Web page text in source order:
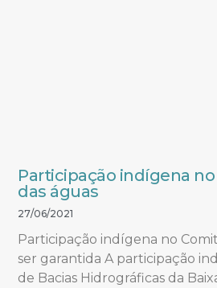
Participação indígena
das águas
27/06/2021
Participação indígena no
ser garantida A participação
de Bacias Hidrográficas da